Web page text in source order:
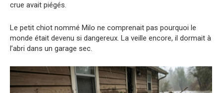
crue avait piégés.
Le petit chiot nommé Milo ne comprenait pas pourquoi le
monde était devenu si dangereux. La veille encore, il dormait à
l’abri dans un garage sec.